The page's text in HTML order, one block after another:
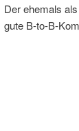
Der ehemals
gute B-to-B-